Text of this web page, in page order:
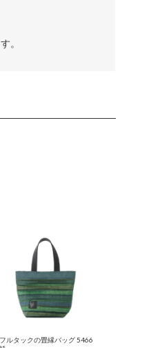
。
ルタックの畳縁バッグ 5466